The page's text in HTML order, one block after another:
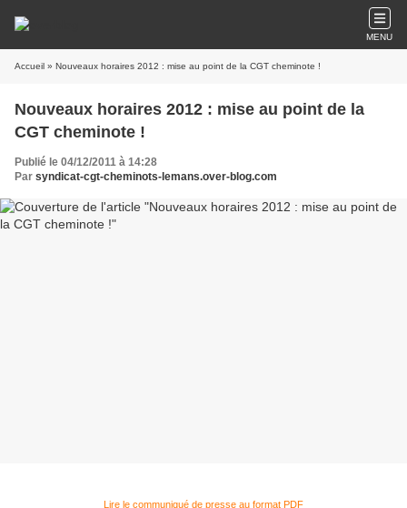
MENU
Accueil » Nouveaux horaires 2012 : mise au point de la CGT cheminote !
Nouveaux horaires 2012 : mise au point de la
CGT cheminote !
Publié le 04/12/2011 à 14:28
Par syndicat-cgt-cheminots-lemans.over-blog.com
Lire le communiqué de presse au format PDF